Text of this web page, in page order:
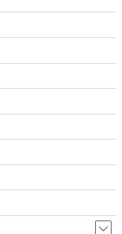
エア
日（日本時間１０日未
勝が行われた。